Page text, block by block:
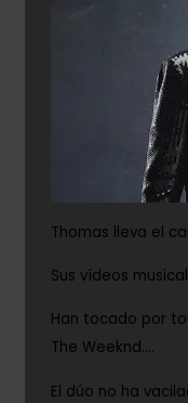
Thomas lleva el
Sus vídeos
Han tocado por
The Weeknd….
El dúo no ha